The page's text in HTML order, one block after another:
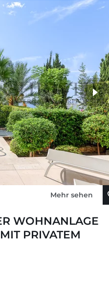
Mehr sehen
WOHNANLAGE
PRIVATEM